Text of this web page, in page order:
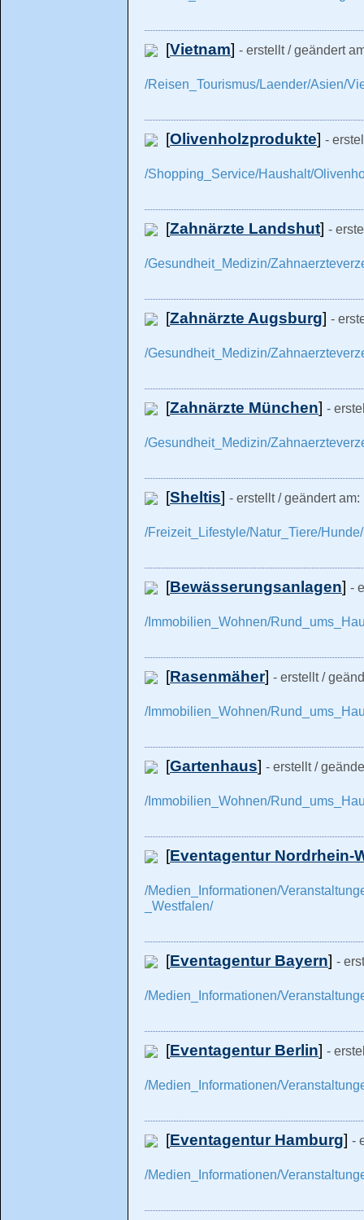
[Vietnam] - erstellt / geändert
/Reisen_Tourismus/Laender/Asien/
[Olivenholzprodukte] -
/Shopping_Service/Haushalt/
[Zahnärzte Landshut] -
/Gesundheit_Medizin/
[Zahnärzte Augsburg] -
/Gesundheit_Medizin/
[Zahnärzte München] -
/Gesundheit_Medizin/
[Sheltis] - erstellt / geändert am:
/Freizeit_Lifestyle/Natur_Tiere/
[Bewässerungsanlagen] -
/Immobilien_Wohnen/
[Rasenmäher] - erstellt /
/Immobilien_Wohnen/
[Gartenhaus] - erstellt /
/Immobilien_Wohnen/
[Eventagentur Nordrhein-
/Medien_Informationen/
_Westfalen/
[Eventagentur Bayern] -
/Medien_Informationen/
[Eventagentur Berlin] -
/Medien_Informationen/
[Eventagentur Hamburg] -
/Medien_Informationen/